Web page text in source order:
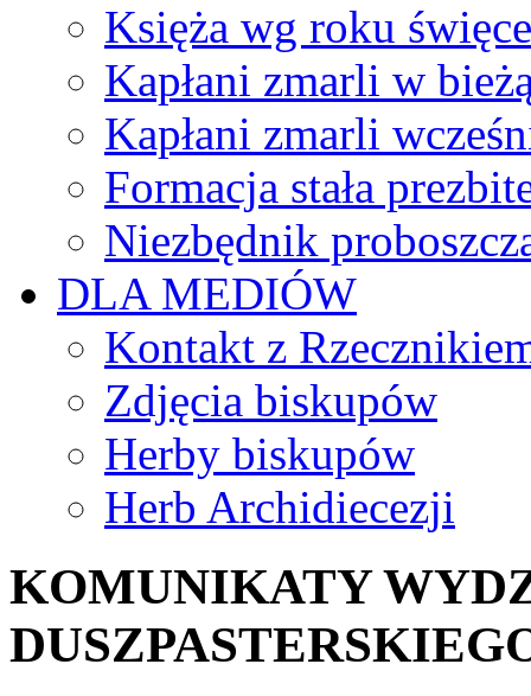
Księża wg roku
Kapłani zmarli w
Kapłani zmarli
Formacja stała
Niezbędnik
DLA MEDIÓW
Kontakt z
Zdjęcia biskupów
Herby biskupów
Herb Archidiecezji
KOMUNIKATY